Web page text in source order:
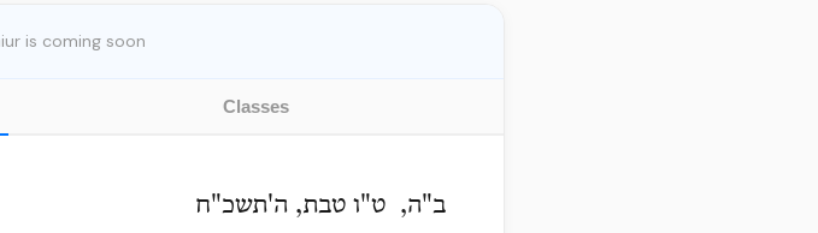
is coming soon
Classes
ב"ה, ט"ו טבת, ה'תשכ"ח